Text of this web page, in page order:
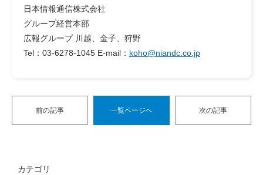
日本情報通信株式会社
グループ経営本部
広報グループ 川越、金子、狩野
Tel：03-6278-1045 E-mail： koho@niandc.co.jp
前の記事 一覧ページへ 次の記事
カテゴリ